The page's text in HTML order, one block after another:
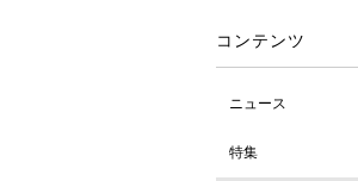
コンテンツ
ニュース
特集